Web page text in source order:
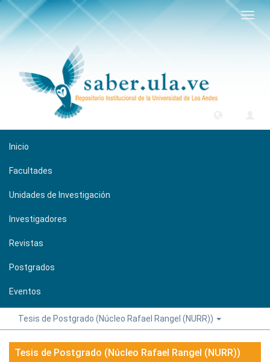
Inicio
Facultades
Unidades de Investigación
Investigadores
Revistas
Postgrados
Eventos
Tesis de Postgrado (Núcleo Rafael Rangel (NURR))
Tesis de Postgrado (Núcleo Rafael Rangel (NURR))